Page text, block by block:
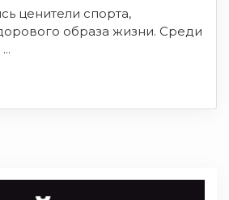
ценители спорта,
образа жизни. Среди